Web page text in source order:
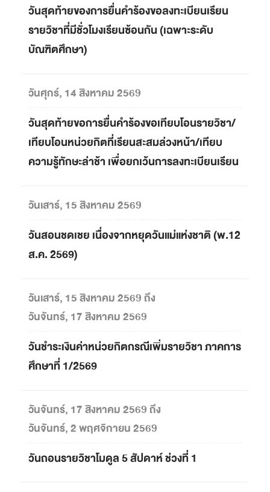
วันสุดท้ายของการยื่นคำร้องขอลงทะเบียนเรียน
รายวิชาที่มีชั่วโมงเรียนซ้อนกัน (เฉพาะระดับ
บัณฑิตศึกษา)
วันศุกร์, 14 สิงหาคม 2569
วันสุดท้ายขอการยื่นคำร้องขอเทียบโอนรายวิชา/
เทียบโอนหน่วยกิตที่เรียนสะสมล่วงหน้า/เทียบ
ความรู้ทักษะล่าช้า เพื่อยกเว้นการลงทะเบียนเรียน
วันเสาร์, 15 สิงหาคม 2569
วันสอนชดเชย เนื่องจากหยุดวันแม่แห่งชาติ (พ.12
ส.ค. 2569)
วันเสาร์, 15 สิงหาคม 2569 ถึง
วันจันทร์, 17 สิงหาคม 2569
วันชำระเงินค่าหน่วยกิตกรณีเพิ่มรายวิชา ภาคการ
ศึกษาที่ 1/2569
วันจันทร์, 17 สิงหาคม 2569 ถึง
วันจันทร์, 2 พฤศจิกายน 2569
วันถอนรายวิชาโมดูล 5 สัปดาห์ ช่วงที่ 1